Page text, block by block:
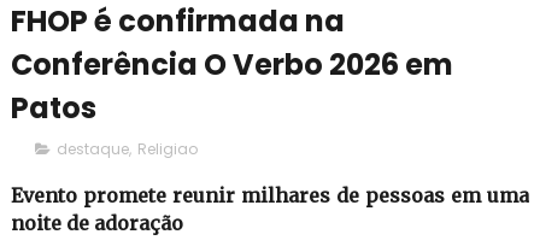
FHOP é confirmada na
Conferência O Verbo 2026 em
Patos
destaque, Religiao
Evento promete reunir milhares de pessoas em uma
noite de adoração